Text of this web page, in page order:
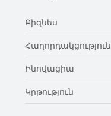
Բիզնես
Հաղորդակցություն
Ինովացիա
Կրթություն